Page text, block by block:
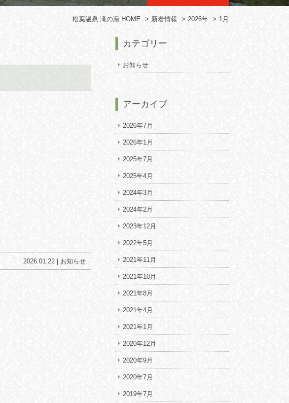
松葉温泉 滝の湯 HOME 新着情報 2026年 1月
2026.01.22 | お知らせ
カテゴリー
お知らせ
アーカイブ
2026年7月
2026年1月
2025年7月
2025年4月
2024年3月
2024年2月
2023年12月
2022年5月
2021年11月
2021年10月
2021年8月
2021年4月
2021年1月
2020年12月
2020年9月
2020年7月
2019年7月